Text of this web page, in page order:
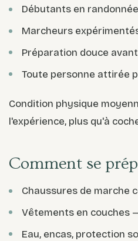
Débutants en
Marcheurs
Préparation douce
Toute personne attirée
Condition physique
l'expérience, plus qu'à
Comment se
Chaussures de marche
Vêtements en couches
Eau, encas, protection